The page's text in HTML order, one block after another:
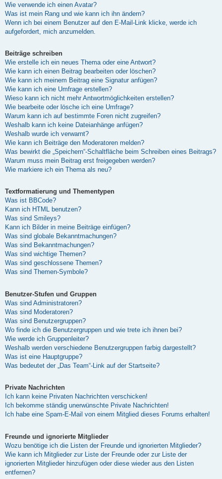
Wie verwende ich einen Avatar?
Was ist mein Rang und wie kann ich ihn ändern?
Wenn ich bei einem Benutzer auf den E-Mail-Link klicke, werde ich
aufgefordert, mich anzumelden.
Beiträge schreiben
Wie erstelle ich ein neues Thema oder eine Antwort?
Wie kann ich einen Beitrag bearbeiten oder löschen?
Wie kann ich meinem Beitrag eine Signatur anfügen?
Wie kann ich eine Umfrage erstellen?
Wieso kann ich nicht mehr Antwortmöglichkeiten erstellen?
Wie bearbeite oder lösche ich eine Umfrage?
Warum kann ich auf bestimmte Foren nicht zugreifen?
Weshalb kann ich keine Dateianhänge anfügen?
Weshalb wurde ich verwarnt?
Wie kann ich Beiträge den Moderatoren melden?
Was bewirkt die „Speichern“-Schaltfläche beim Schreiben eines Beitrags?
Warum muss mein Beitrag erst freigegeben werden?
Wie markiere ich ein Thema als neu?
Textformatierung und Thementypen
Was ist BBCode?
Kann ich HTML benutzen?
Was sind Smileys?
Kann ich Bilder in meine Beiträge einfügen?
Was sind globale Bekanntmachungen?
Was sind Bekanntmachungen?
Was sind wichtige Themen?
Was sind geschlossene Themen?
Was sind Themen-Symbole?
Benutzer-Stufen und Gruppen
Was sind Administratoren?
Was sind Moderatoren?
Was sind Benutzergruppen?
Wo finde ich die Benutzergruppen und wie trete ich ihnen bei?
Wie werde ich Gruppenleiter?
Weshalb werden verschiedene Benutzergruppen farbig dargestellt?
Was ist eine Hauptgruppe?
Was bedeutet der „Das Team“-Link auf der Startseite?
Private Nachrichten
Ich kann keine Privaten Nachrichten verschicken!
Ich bekomme ständig unerwünschte Private Nachrichten!
Ich habe eine Spam-E-Mail von einem Mitglied dieses Forums erhalten!
Freunde und ignorierte Mitglieder
Wozu benötige ich die Listen der Freunde und ignorierten Mitglieder?
Wie kann ich Mitglieder zur Liste der Freunde oder zur Liste der
ignorierten Mitglieder hinzufügen oder diese wieder aus den Listen
entfernen?